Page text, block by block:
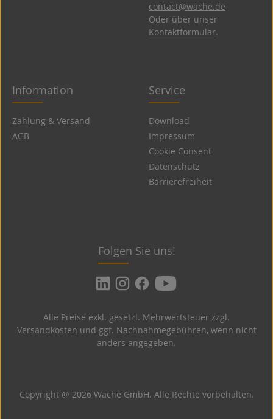
contact@wache.de
Oder über unser
Kontaktformular.
Information
Zahlung & Versand
AGB
Service
Download
Impressum
Cookie Consent
Datenschutz
Barrierefreiheit
Folgen Sie uns!
Copyright @ 2026 Wache GmbH. Alle Rechte vorbehalten.
Alle Preise exkl. gesetzl. Mehrwertsteuer zzgl.
Versandkosten und ggf. Nachnahmegebühren, wenn nicht
anders angegeben.